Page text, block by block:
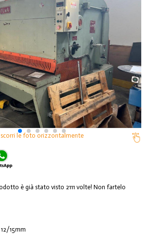
scorri le foto orizzontalmente
è già stato visto 2111 volte! Non fartelo
15mm